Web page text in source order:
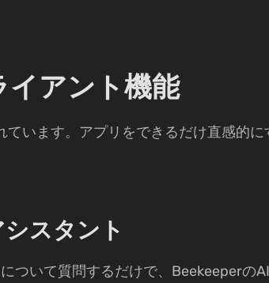
アント機能
います。アプリをできるだけ直感的に
スタント
ついて質問するだけで、Beekeeperの